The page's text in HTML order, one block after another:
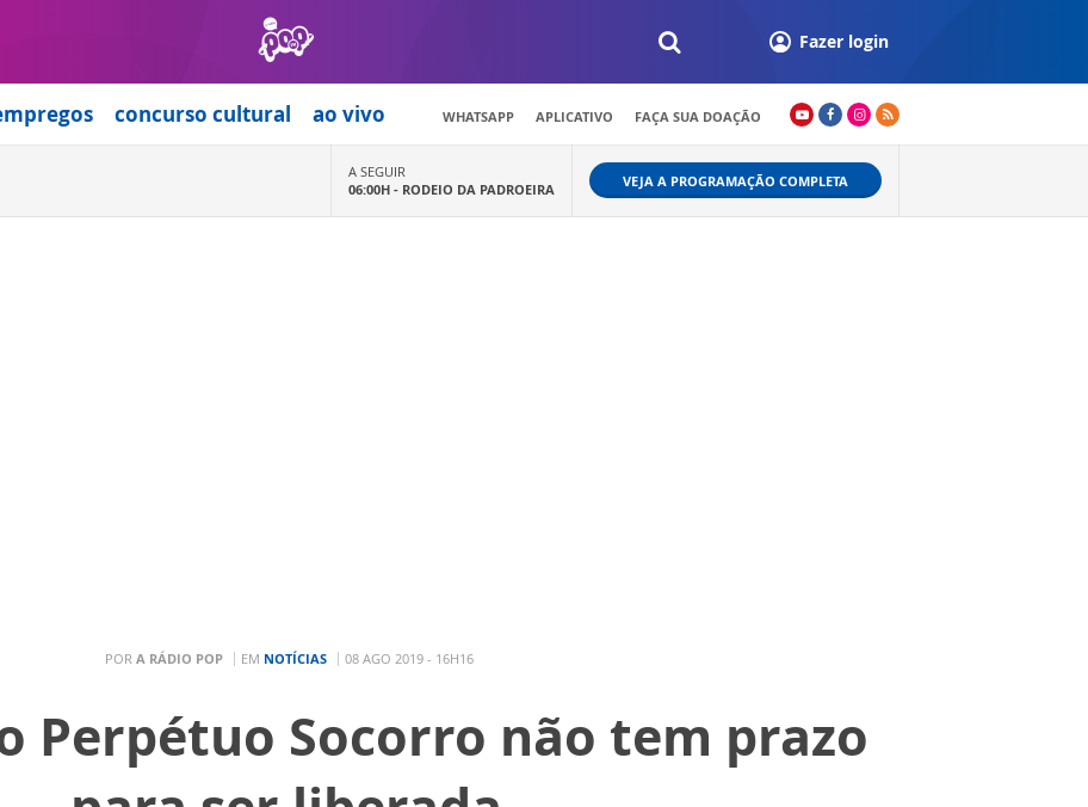
Fazer login
concurso cultural ao vivo WHATSAPP APLICATIVO FAÇA SUA DOAÇÃO
A SEGUIR
06:00H - RODEIO DA PADROEIRA VEJA A PROGRAMAÇÃO COMPLETA
POR A RÁDIO POP EM NOTÍCIAS 08 AGO 2019 - 16H16
Perpétuo Socorro não tem prazo